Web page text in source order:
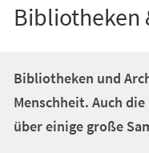
Bibliotheken
Bibliotheken und
Menschheit. Auch
über einige große